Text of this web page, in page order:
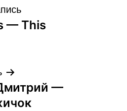
— This
—